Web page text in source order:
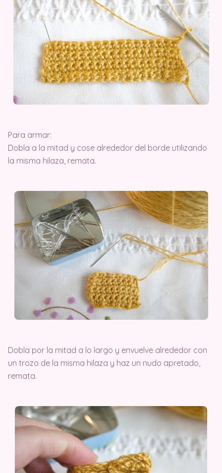
Para armar:
Dobla a la mitad y cose alrededor del borde utilizando
la misma hilaza, remata.
Dobla por la mitad a lo largo y envuelve alrededor con
un trozo de la misma hilaza y haz un nudo apretado,
remata.